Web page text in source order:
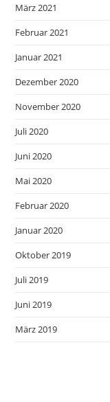
März 2021
Februar 2021
Januar 2021
Dezember 2020
November 2020
Juli 2020
Juni 2020
Mai 2020
Februar 2020
Januar 2020
Oktober 2019
Juli 2019
Juni 2019
März 2019